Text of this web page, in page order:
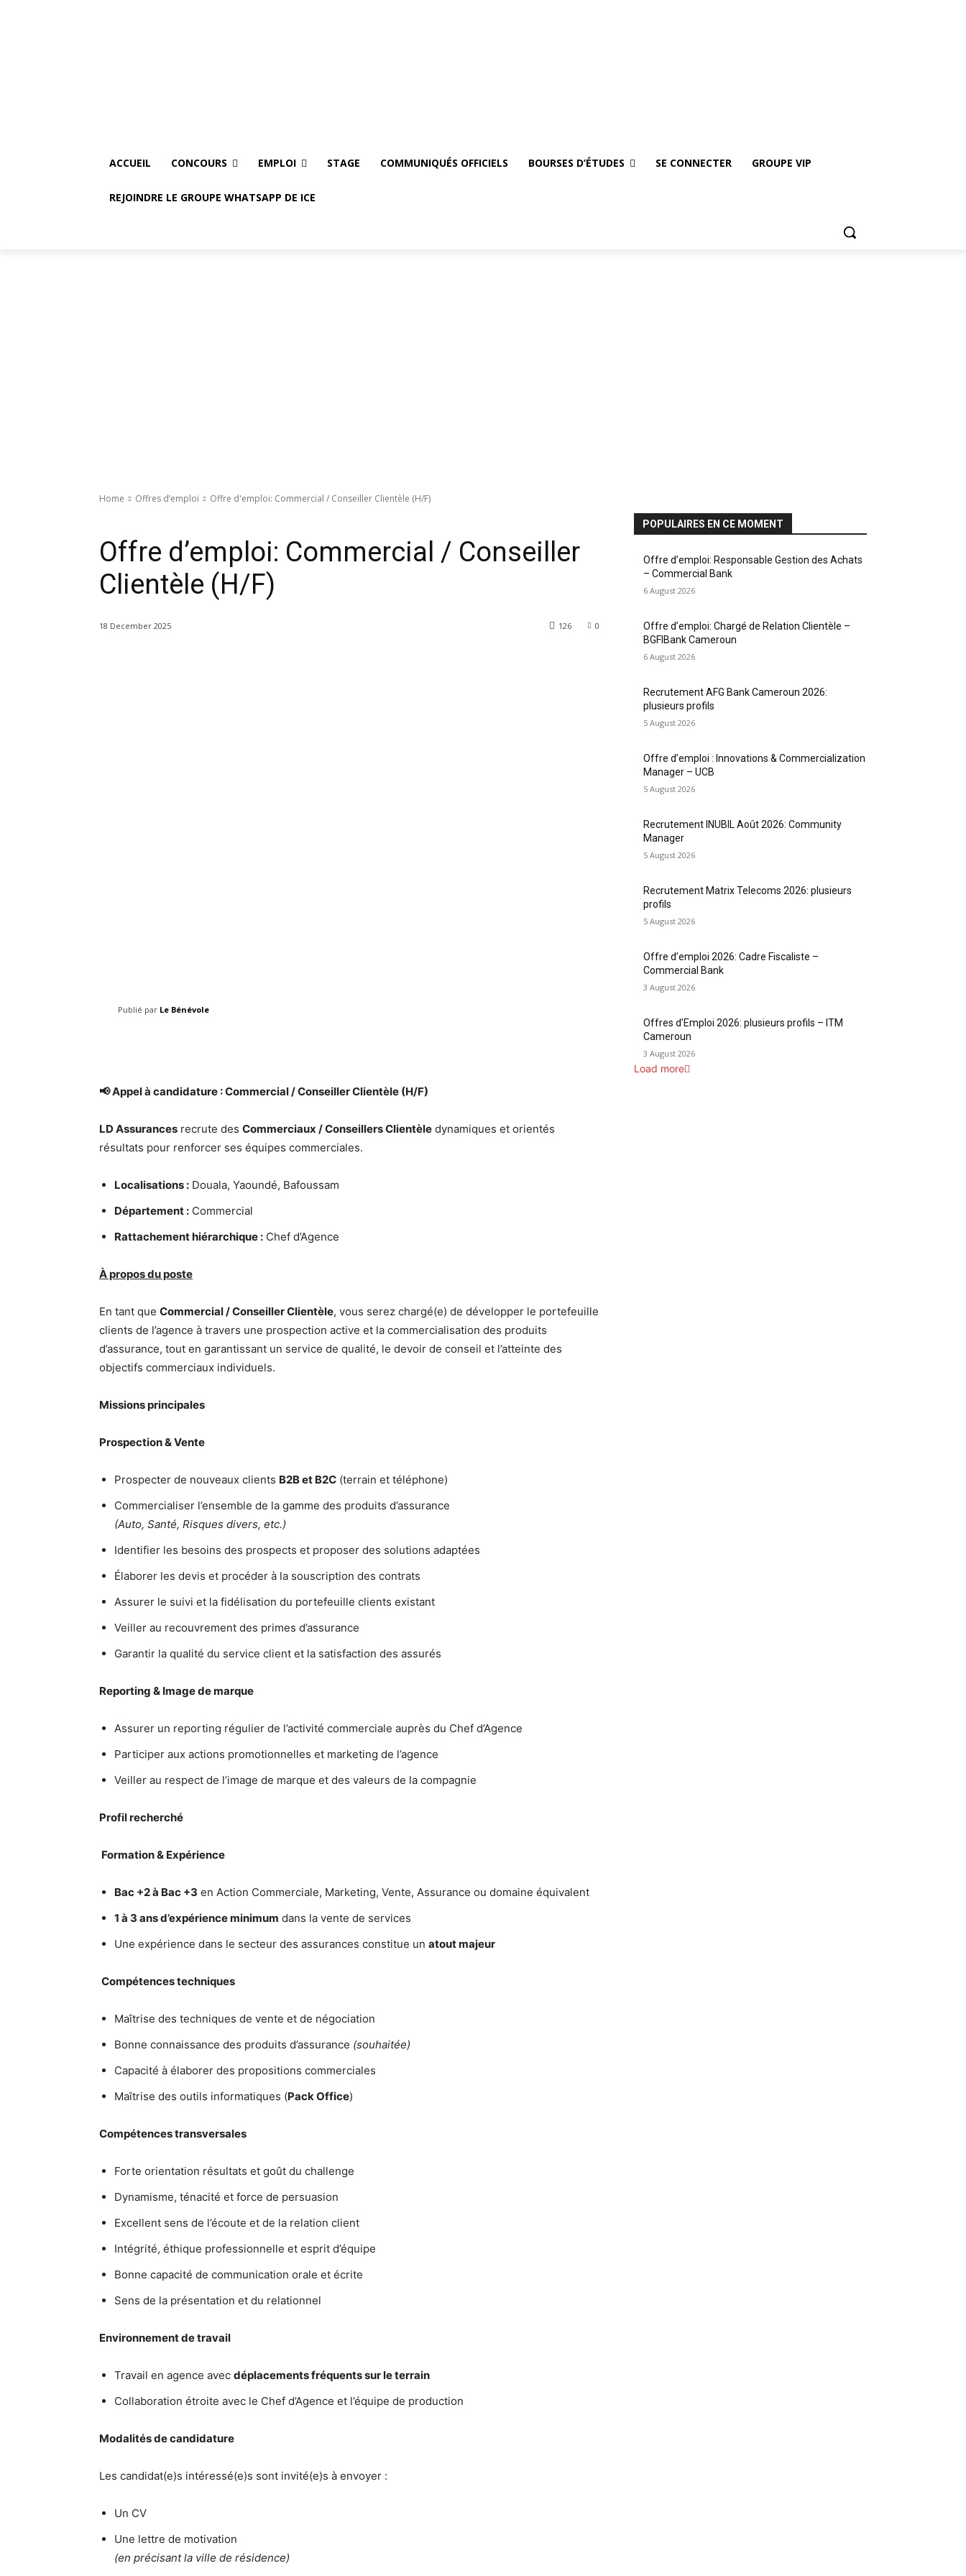
ACCUEIL CONCOURS EMPLOI STAGE COMMUNIQUÉS OFFICIELS BOURSES D’ÉTUDES SE CONNECTER GROUPE VIP
REJOINDRE LE GROUPE WHATSAPP DE ICE
Home Offres d’emploi Offre d'emploi: Commercial / Conseiller Clientèle (H/F)
Offre d’emploi: Commercial / Conseiller
Clientèle (H/F)
18 December 2025 0
126
Publié par Le Bénévole
📢 Appel à candidature : Commercial / Conseiller Clientèle (H/F)
LD Assurances recrute des Commerciaux / Conseillers Clientèle dynamiques et orientés
résultats pour renforcer ses équipes commerciales.
Localisations : Douala, Yaoundé, Bafoussam
Département : Commercial
Rattachement hiérarchique : Chef d’Agence
À propos du poste
En tant que Commercial / Conseiller Clientèle, vous serez chargé(e) de développer le portefeuille
clients de l’agence à travers une prospection active et la commercialisation des produits
d’assurance, tout en garantissant un service de qualité, le devoir de conseil et l’atteinte des
objectifs commerciaux individuels.
Missions principales
Prospection & Vente
Prospecter de nouveaux clients B2B et B2C (terrain et téléphone)
Commercialiser l’ensemble de la gamme des produits d’assurance
(Auto, Santé, Risques divers, etc.)
Identifier les besoins des prospects et proposer des solutions adaptées
Élaborer les devis et procéder à la souscription des contrats
Assurer le suivi et la fidélisation du portefeuille clients existant
Veiller au recouvrement des primes d’assurance
Garantir la qualité du service client et la satisfaction des assurés
Reporting & Image de marque
Assurer un reporting régulier de l’activité commerciale auprès du Chef d’Agence
Participer aux actions promotionnelles et marketing de l’agence
Veiller au respect de l’image de marque et des valeurs de la compagnie
Profil recherché
Formation & Expérience
Bac +2 à Bac +3 en Action Commerciale, Marketing, Vente, Assurance ou domaine équivalent
1 à 3 ans d’expérience minimum dans la vente de services
Une expérience dans le secteur des assurances constitue un atout majeur
Compétences techniques
Maîtrise des techniques de vente et de négociation
Bonne connaissance des produits d’assurance (souhaitée)
Capacité à élaborer des propositions commerciales
Maîtrise des outils informatiques (Pack Office)
Compétences transversales
Forte orientation résultats et goût du challenge
Dynamisme, ténacité et force de persuasion
Excellent sens de l’écoute et de la relation client
Intégrité, éthique professionnelle et esprit d’équipe
Bonne capacité de communication orale et écrite
Sens de la présentation et du relationnel
Environnement de travail
Travail en agence avec déplacements fréquents sur le terrain
Collaboration étroite avec le Chef d’Agence et l’équipe de production
Modalités de candidature
Les candidat(e)s intéressé(e)s sont invité(e)s à envoyer :
Un CV
Une lettre de motivation
(en précisant la ville de résidence)
POPULAIRES EN CE MOMENT
Offre d’emploi: Responsable Gestion des Achats
– Commercial Bank
6 August 2026
Offre d’emploi: Chargé de Relation Clientèle –
BGFIBank Cameroun
6 August 2026
Recrutement AFG Bank Cameroun 2026:
plusieurs profils
5 August 2026
Offre d’emploi : Innovations & Commercialization
Manager – UCB
5 August 2026
Recrutement INUBIL Août 2026: Community
Manager
5 August 2026
Recrutement Matrix Telecoms 2026: plusieurs
profils
5 August 2026
Offre d’emploi 2026: Cadre Fiscaliste –
Commercial Bank
3 August 2026
Offres d’Emploi 2026: plusieurs profils – ITM
Cameroun
3 August 2026
Load more